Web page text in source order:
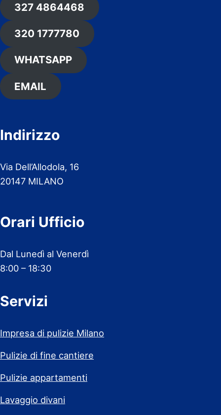
327 4864468
320 1777780
WHATSAPP
EMAIL
Indirizzo
Via Dell’Allodola, 16
20147 MILANO
Orari Ufficio
Dal Lunedì al Venerdì
8:00 – 18:30
Servizi
Impresa di pulizie Milano
Pulizie di fine cantiere
Pulizie appartamenti
Lavaggio divani